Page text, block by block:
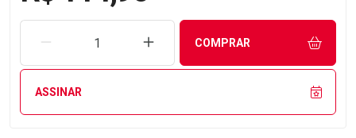
REMOVER UMA UNIDADEAUMENTAR UMA UNIDADE
COMPRAR
ASSINAR